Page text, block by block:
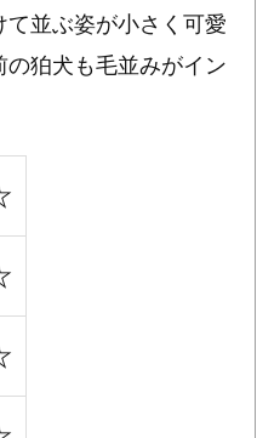
並ぶ姿が小さく可愛
狛犬も毛並みがイン